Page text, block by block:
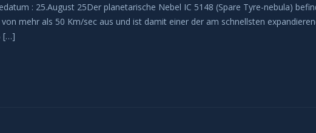
: 25.August 25Der planetarische Nebel IC 5148 (Spare Tyre-nebula)
mehr als 50 Km/sec aus und ist damit einer der am schnellsten
[…]